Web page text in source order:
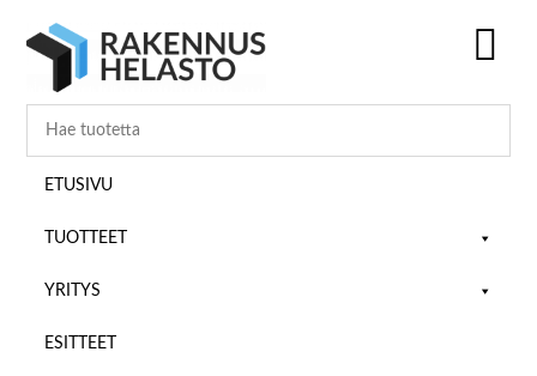
pääsisältöön
ensisijaiseen
alatunnisteeseen
ETUSIVU
TUOTTEET
YRITYS
ESITTEET